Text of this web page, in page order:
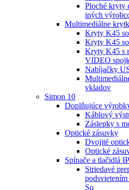
Ploché kryty
iných
Multimediálne
Kryty K45
Kryty K45
Kryty K45 s
VIDEO
Nabíjačky
vkladov
Simon 10
Doplňujúce
Káblový
Záslepky s
Optické zásuvky
Dvojité
Optické
Spínače a tlačidlá
Striedavé
So